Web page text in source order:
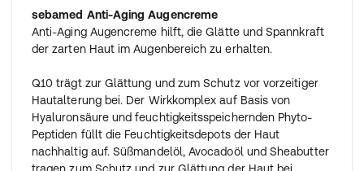
sebamed Anti-Aging Augencreme
Anti-Aging Augencreme hilft, die Glätte und Spannkraft
der zarten Haut im Augenbereich zu erhalten.
Q10 trägt zur Glättung und zum Schutz vor vorzeitiger
Hautalterung bei. Der Wirkkomplex auf Basis von
Hyaluronsäure und feuchtigkeitsspeichernden Phyto-
Peptiden füllt die Feuchtigkeitsdepots der Haut
nachhaltig auf. Süßmandelöl, Avocadoöl und Sheabutter